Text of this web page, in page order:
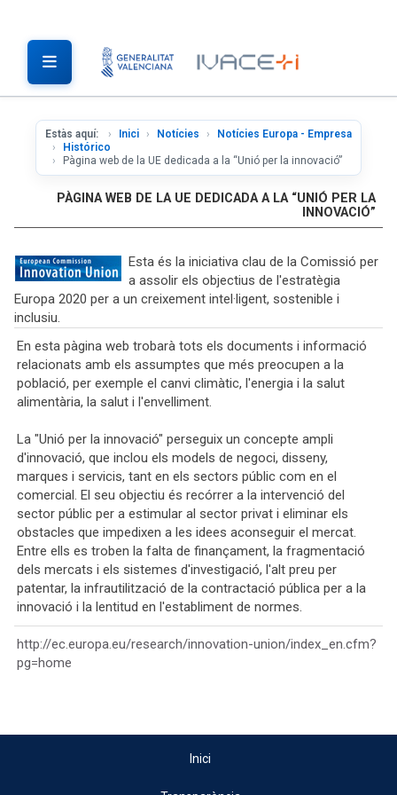
Estàs aquí: Inici Notícies
Notícies Europa - Empresa
Histórico
Pàgina web de la UE dedicada a la “Unió per la innovació”
PÀGINA WEB DE LA UE DEDICADA A LA “UNIÓ PER LA
INNOVACIÓ”
Esta és la iniciativa clau de la Comissió per
a assolir els objectius de l'estratègia
Europa 2020 per a un creixement intel·ligent, sostenible i
inclusiu.
En esta pàgina web trobarà tots els documents i informació
relacionats amb els assumptes que més preocupen a la
població, per exemple el canvi climàtic, l'energia i la salut
alimentària, la salut i l'envelliment.
La "Unió per la innovació" perseguix un concepte ampli
d'innovació, que inclou els models de negoci, disseny,
marques i servicis, tant en els sectors públic com en el
comercial. El seu objectiu és recórrer a la intervenció del
sector públic per a estimular al sector privat i eliminar els
obstacles que impedixen a les idees aconseguir el mercat.
Entre ells es troben la falta de finançament, la fragmentació
dels mercats i els sistemes d'investigació, l'alt preu per
patentar, la infrautilització de la contractació pública per a la
innovació i la lentitud en l'establiment de normes.
http://ec.europa.eu/research/innovation-union/index_en.cfm?
pg=home
Inici